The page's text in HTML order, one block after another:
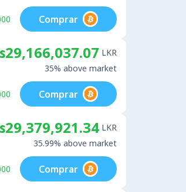
Comprar
LKR
35% above market
Comprar
LKR
35.99% above market
Comprar